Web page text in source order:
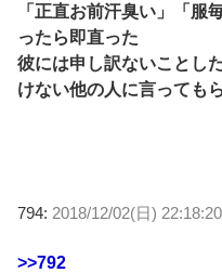
「正直お前汗臭い」「服
ったら即直った
彼には申し訳ないことし
けない他の人に言っても
794: 2018/12/02(日)
>>792